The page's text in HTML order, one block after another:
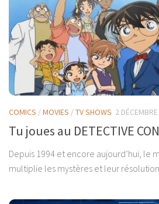
COMICS /MOVIES /TV SHOWS 2
Tu joues au DETECTIVE
Depuis 1994 et encore aujourd’hui, le
multiplie les mystères et leur